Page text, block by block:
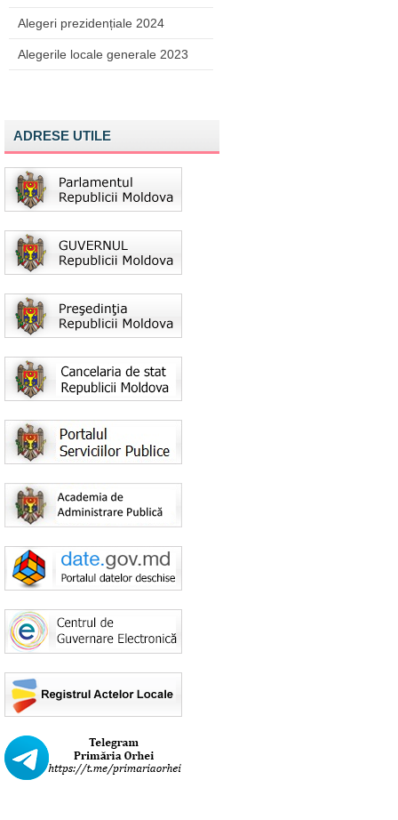
Alegeri prezidențiale 2024
Alegerile locale generale 2023
ADRESE UTILE